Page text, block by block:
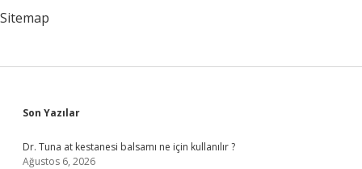
Sitemap
Sidebar
Son Yazılar
Dr. Tuna at kestanesi balsamı ne için kullanılır ?
Ağustos 6, 2026